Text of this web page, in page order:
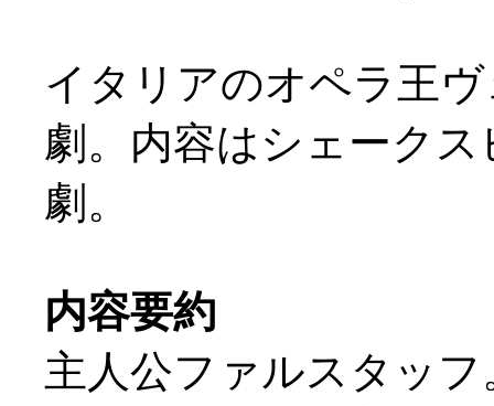
イタリアのオペラ王
劇。内容はシェーク
劇。
内容要約
主人公ファルスタッフ